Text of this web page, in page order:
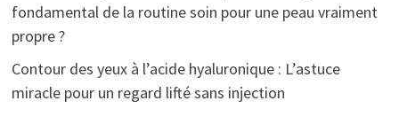
fondamental de la routine soin pour une peau vraiment
propre ?
Contour des yeux à l’acide hyaluronique : L’astuce
miracle pour un regard lifté sans injection